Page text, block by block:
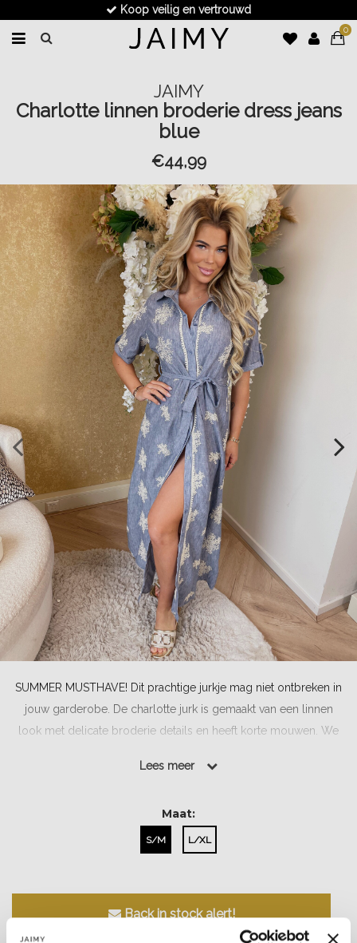
Koop veilig en vertrouwd
0
JAIMY
Charlotte linnen broderie dress jeans
blue
€44,99
SUMMER MUSTHAVE! Dit prachtige jurkje mag niet ontbreken in
jouw garderobe. De charlotte jurk is gemaakt van een linnen
look met delicate broderie details en heeft korte mouwen. We
Lees meer
Lees meer
Maat:
S/M L/XL
Back in stock alert!